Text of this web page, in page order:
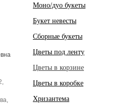
Моно/дуо букеты
Букет невесты
Сборные букеты
Цветы под ленту
Цветы в корзине
Цветы в коробке
Хризантема